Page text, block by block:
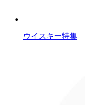
ウイスキー特集